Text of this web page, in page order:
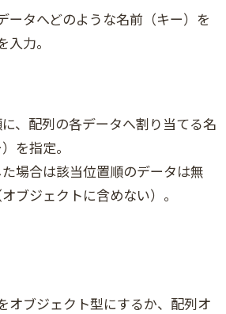
ータへどのような名前（キー）を
力。
、配列の各データへ割り当てる名
を指定。
場合は該当位置順のデータは無
ブジェクトに含めない）。
オブジェクト型にするか、配列オ